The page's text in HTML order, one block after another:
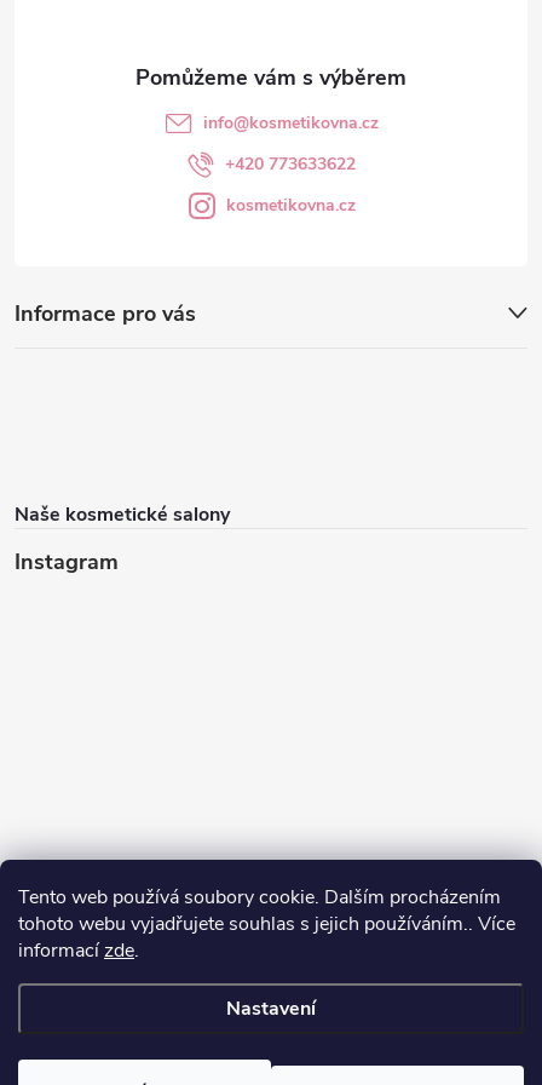
Tento web používá soubory cookie. Dalším procházením
tohoto webu vyjadřujete souhlas s jejich používáním.. Více
informacízde.
Nastavení
Informace pro vás
Naše kosmetické salony
Instagram
info@kosmetikovna.cz
+420 773633622
kosmetikovna.cz
Kosmetikovna